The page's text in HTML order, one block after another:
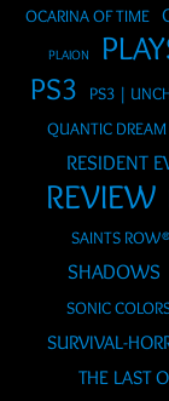
OCARINA OF TIME
PLAION
PS3 PS3 |
QUANTIC DREAM
RESIDENT
REVIEW
SAINTS
SHADOWS
SONIC
SURVIVAL-
THE LAST